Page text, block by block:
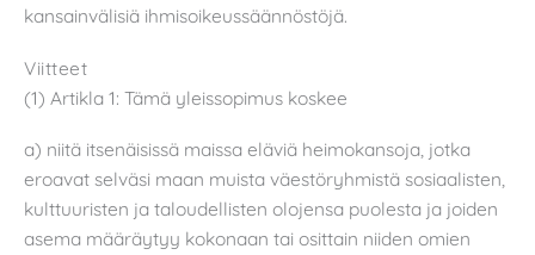
kansainvälisiä ihmisoikeussäännöstöjä.
Viitteet
(1) Artikla 1: Tämä yleissopimus koskee
a) niitä itsenäisissä maissa eläviä heimokansoja, jotka
eroavat selväsi maan muista väestöryhmistä sosiaalisten,
kulttuuristen ja taloudellisten olojensa puolesta ja joiden
asema määräytyy kokonaan tai osittain niiden omien